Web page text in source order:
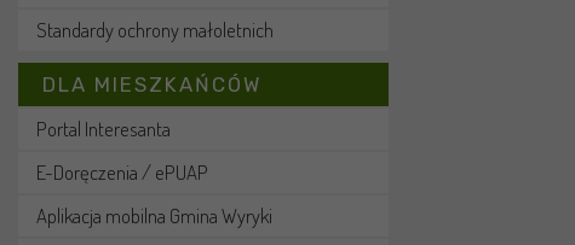
Standardy ochrony małoletnich
DLA MIESZKAŃCÓW
Portal Interesanta
E-Doręczenia / ePUAP
Aplikacja mobilna Gmina Wyryki